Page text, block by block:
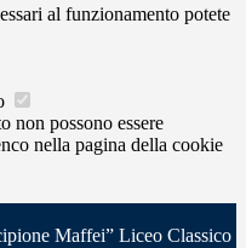
al funzionamento potete
non possono essere
nella pagina della cookie
Maffei” Liceo Classico